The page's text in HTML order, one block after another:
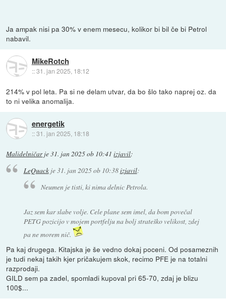
Ja ampak nisi pa 30% v enem mesecu, kolikor bi bil če bi Petrol
nabavil.
MikeRotch
::31. jan 2025, 18:12
214% v pol leta. Pa si ne delam utvar, da bo šlo tako naprej oz. da
to ni velika anomalija.
energetik
::31. jan 2025, 18:18
Malidelničarje31. jan 2025 ob 10:41 izjavil:
LeQuackje31. jan 2025 ob 10:38izjavil:
Neumen je tisti, ki nima delnic Petrola.
Jaz sem kar slabe volje. Cele plane sem imel, da bom povečal
PETG pozicijo v mojem portfelju na bolj strateško velikost, zdej
pa ne morem nič.
Pa kaj drugega. Kitajska je še vedno dokaj poceni. Od posameznih
je tudi nekaj takih kjer pričakujem skok, recimo PFE je na totalni
razprodaji.
GILD sem pa zadel, spomladi kupoval pri 65-70, zdaj je blizu
100$...